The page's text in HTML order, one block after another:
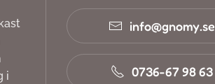
i
info@gnomy.se
0736-67 98 63